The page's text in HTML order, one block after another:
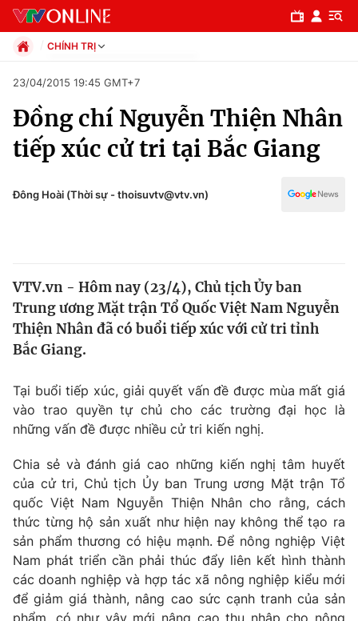
Chuyên mục
Chính trị
Xã hội
Y tế
Thế giới
Thế giới đó đây
Kinh tế
Tài chính
Thị trường
Góc doanh nghiệp
Dữ liệu và đời sống
Truyền hình
Phim VTV
Hậu trường
Nhân vật
Khán giả
Giải trí
Điện ảnh
Âm nhạc
Đời sống
Du lịch
CHÍNH TRỊ
Xã hội
Pháp luật
Kinh tế
Thể thao
Văn hóa - Giải trí
Giáo dục
23/04/2015 19:45 GMT+7
Đồng chí Nguyễn Thiện Nhân
tiếp xúc cử tri tại Bắc Giang
Đông Hoài (Thời sự - thoisuvtv@vtv.vn)
VTV.vn - Hôm nay (23/4), Chủ tịch Ủy ban
Trung ương Mặt trận Tổ Quốc Việt Nam Nguyễn
Thiện Nhân đã có buổi tiếp xúc với cử tri tỉnh
Bắc Giang.
Tại buổi tiếp xúc, giải quyết vấn đề được mùa mất giá
vào trao quyền tự chủ cho các trường đại học là
những vấn đề được nhiều cử tri kiến nghị.
Chia sẻ và đánh giá cao những kiến nghị tâm huyết
của cử tri, Chủ tịch Ủy ban Trung ương Mặt trận Tổ
quốc Việt Nam Nguyễn Thiện Nhân cho rằng, cách
thức từng hộ sản xuất như hiện nay không thể tạo ra
sản phẩm thương có hiệu mạnh. Để nông nghiệp Việt
Nam phát triển cần phải thúc đẩy liên kết hình thành
các doanh nghiệp và hợp tác xã nông nghiệp kiểu mới
để giảm giá thành, nâng cao sức cạnh tranh của sản
phẩm, có như vậy mới nâng cao thu nhập cho nông